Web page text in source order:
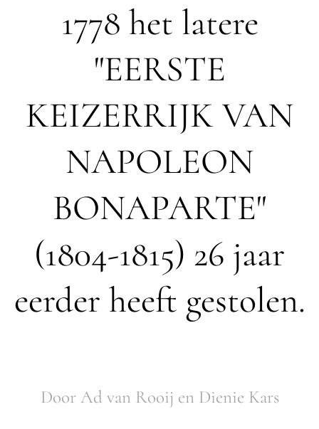
1778 het latere
"EERSTE
KEIZERRIJK VAN
NAPOLEON
BONAPARTE"
(1804-1815) 26 jaar
eerder heeft gestolen.
Door Ad van Rooij en Dienie Kars